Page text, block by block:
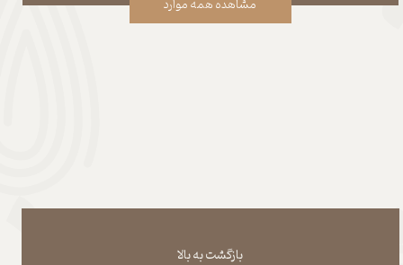
مشاهده همه موارد
بازگشت به بالا